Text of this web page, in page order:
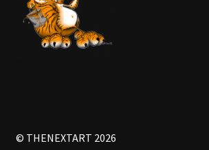
© THENEXTART 2026